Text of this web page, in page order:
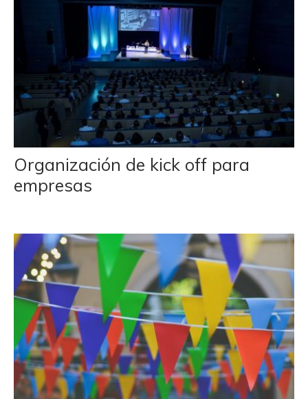
Organización de kick off para
empresas